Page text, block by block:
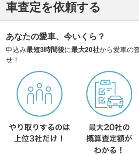
車査定を依頼する
あなたの愛車、今いくら？
申込み最短3時間後に最大20社から愛車の
せ！